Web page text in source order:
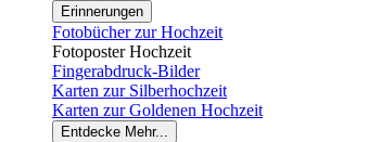
Erinnerungen
Fotobücher zur Hochzeit
Fotoposter Hochzeit
Fingerabdruck-Bilder
Karten zur Silberhochzeit
Karten zur Goldenen Hochzeit
Entdecke Mehr...